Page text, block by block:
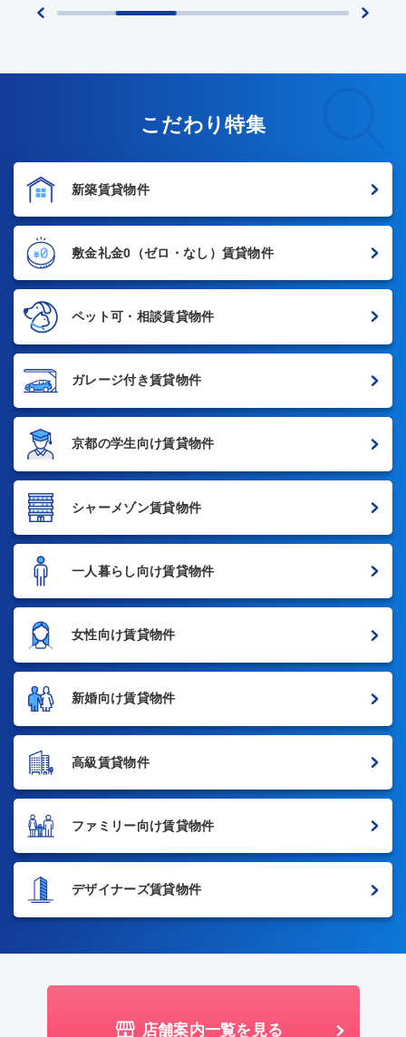
こだわり特集
新築賃貸物件
敷金礼金0 （ゼロ・なし）賃貸物件
ペット可・相談賃貸物件
ガレージ付き賃貸物件
京都の学生向け賃貸物件
シャーメゾン賃貸物件
一人暮らし向け賃貸物件
女性向け賃貸物件
新婚向け賃貸物件
高級賃貸物件
ファミリー向け賃貸物件
デザイナーズ賃貸物件
店舗案内一覧を見る